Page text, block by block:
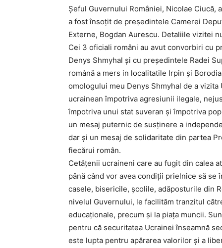
Șeful Guvernului României, Nicolae
a fost însoțit de președintele Camerei
Externe, Bogdan Aurescu. Detaliile vizitei
Cei 3 oficiali români au avut convorbiri cu
Denys Shmyhal și cu președintele Radei
română a mers in localitatile Irpin și
omologului meu Denys Shmyhal de a
ucrainean împotriva agresiunii ilegale,
împotriva unui stat suveran și împotriva
un mesaj puternic de susținere a
dar și un mesaj de solidaritate din partea
fiecărui român.
Cetățenii ucraineni care au fugit din calea
până când vor avea condiții prielnice să se
casele, bisericile, școlile, adăposturile din
nivelul Guvernului, le facilităm tranzitul
educaționale, precum și la piața muncii.
pentru că securitatea Ucrainei înseamnă
este lupta pentru apărarea valorilor și a